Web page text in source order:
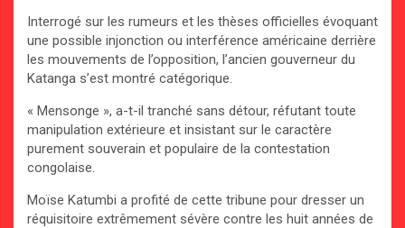
Interrogé sur les rumeurs et les thèses officielles évoquant
une possible injonction ou interférence américaine derrière
les mouvements de l’opposition, l’ancien gouverneur du
Katanga s’est montré catégorique.
« Mensonge », a-t-il tranché sans détour, réfutant toute
manipulation extérieure et insistant sur le caractère
purement souverain et populaire de la contestation
congolaise.
Moïse Katumbi a profité de cette tribune pour dresser un
réquisitoire extrêmement sévère contre les huit années de